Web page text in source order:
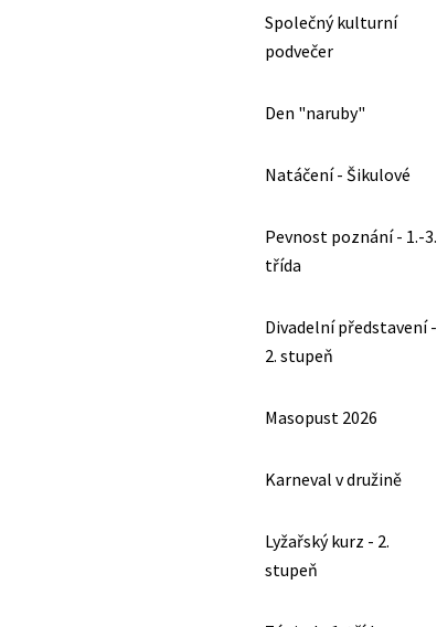
Společný kulturní
podvečer
Den "naruby"
Natáčení - Šikulové
Pevnost poznání - 1.-3.
třída
Divadelní představení -
2. stupeň
Masopust 2026
Karneval v družině
Lyžařský kurz - 2.
stupeň